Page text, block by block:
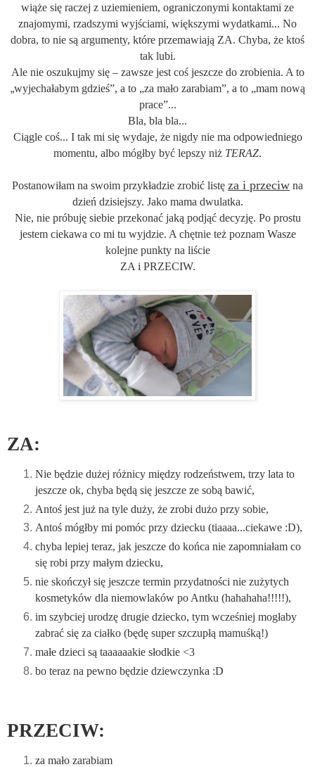
wiąże się raczej z uziemieniem, ograniczonymi kontaktami ze
znajomymi, rzadszymi wyjściami, większymi wydatkami... No
dobra, to nie są argumenty, które przemawiają ZA. Chyba, że ktoś
tak lubi.
Ale nie oszukujmy się – zawsze jest coś jeszcze do zrobienia. A to
„wyjechałabym gdzieś”, a to „za mało zarabiam”, a to „mam nową
prace”...
Bla, bla bla...
Ciągle coś... I tak mi się wydaje, że nigdy nie ma odpowiedniego
momentu, albo mógłby być lepszy niż TERAZ.
Postanowiłam na swoim przykładzie zrobić listę za i przeciw na
dzień dzisiejszy. Jako mama dwulatka.
Nie, nie próbuję siebie przekonać jaką podjąć decyzję. Po prostu
jestem ciekawa co mi tu wyjdzie. A chętnie też poznam Wasze
kolejne punkty na liście
ZA i PRZECIW.
ZA:
Nie będzie dużej różnicy między rodzeństwem, trzy lata to
jeszcze ok, chyba będą się jeszcze ze sobą bawić,
Antoś jest już na tyle duży, że zrobi dużo przy sobie,
Antoś mógłby mi pomóc przy dziecku (tiaaaa...ciekawe :D),
chyba lepiej teraz, jak jeszcze do końca nie zapomniałam co
się robi przy małym dziecku,
nie skończył się jeszcze termin przydatności nie zużytych
kosmetyków dla niemowlaków po Antku (hahahaha!!!!!),
im szybciej urodzę drugie dziecko, tym wcześniej mogłaby
zabrać się za ciałko (będę super szczupłą mamuśką!)
małe dzieci są taaaaaakie słodkie <3
bo teraz na pewno będzie dziewczynka :D
PRZECIW:
za mało zarabiam